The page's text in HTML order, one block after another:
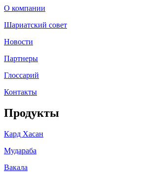
О компании
Шариатский совет
Новости
Партнеры
Глоссарий
Контакты
Продукты
Кард Хасан
Мудараба
Вакала